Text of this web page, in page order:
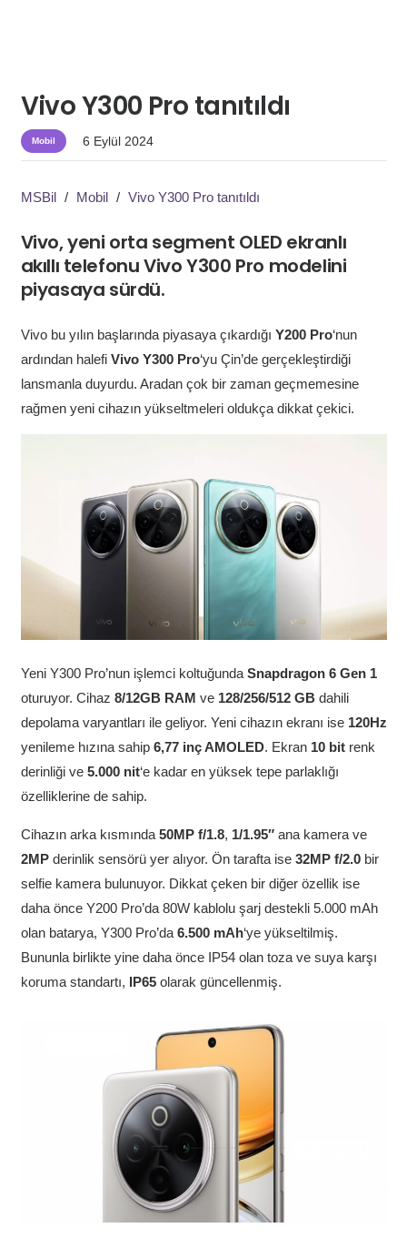
Vivo Y300 Pro tanıtıldı
Mobil 6 Eylül 2024
MSBil / Mobil / Vivo Y300 Pro tanıtıldı
Vivo, yeni orta segment OLED ekranlı
akıllı telefonu Vivo Y300 Pro modelini
piyasaya sürdü.
Vivo bu yılın başlarında piyasaya çıkardığı Y200 Pro‘nun
ardından halefi Vivo Y300 Pro‘yu Çin’de gerçekleştirdiği
lansmanla duyurdu. Aradan çok bir zaman geçmemesine
rağmen yeni cihazın yükseltmeleri oldukça dikkat çekici.
Yeni Y300 Pro’nun işlemci koltuğunda Snapdragon 6 Gen 1
oturuyor. Cihaz 8/12GB RAM ve 128/256/512 GBdahili
depolama varyantları ile geliyor. Yeni cihazın ekranı ise 120Hz
yenileme hızına sahip 6,77 inç AMOLED. Ekran 10 bitrenk
derinliği ve 5.000 nit‘e kadar en yüksek tepe parlaklığı
özelliklerine de sahip.
Cihazın arka kısmında 50MP f/1.8, 1/1.95″ana kamera ve
2MPderinlik sensörü yer alıyor. Ön tarafta ise 32MP f/2.0 bir
selfie kamera bulunuyor. Dikkat çeken bir diğer özellik ise
daha önce Y200 Pro’da 80W kablolu şarj destekli 5.000 mAh
olan batarya, Y300 Pro’da 6.500 mAh‘ye yükseltilmiş.
Bununla birlikte yine daha önce IP54 olan toza ve suya karşı
koruma standartı, IP65olarak güncellenmiş.